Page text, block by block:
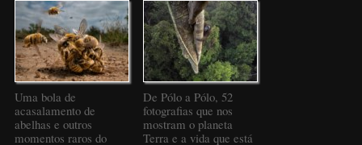
Uma bola de
acasalamento de
abelhas e outros
momentos raros do
De Pólo a Pólo, 52
fotografias que nos
mostram o planeta
Terra e a vida que está